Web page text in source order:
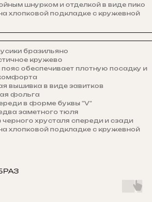
шнурком и отделкой в виде пико
хлопковой подкладке с кружевной
бразильяно
кружево
обеспечивает плотную посадку и
вышивка в виде завитков
фольга
в форме буквы "V"
заметного тюля
черного хрусталя спереди и сзади
хлопковой подкладке с кружевной